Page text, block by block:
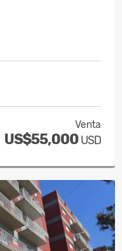
Venta
US$55,000 USD